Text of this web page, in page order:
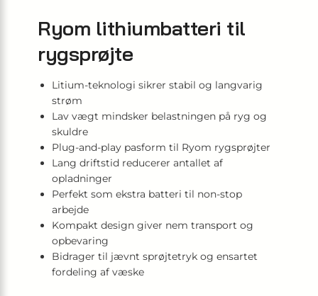
Ryom lithiumbatteri til
rygsprøjte
Litium-teknologi sikrer stabil og langvarig
strøm
Lav vægt mindsker belastningen på ryg og
skuldre
Plug-and-play pasform til Ryom rygsprøjter
Lang driftstid reducerer antallet af
opladninger
Perfekt som ekstra batteri til non-stop
arbejde
Kompakt design giver nem transport og
opbevaring
Bidrager til jævnt sprøjtetryk og ensartet
fordeling af væske